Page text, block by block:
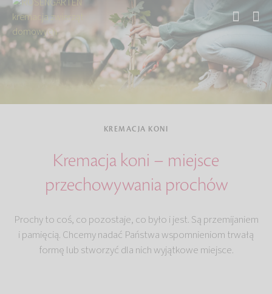
Strona główna Kremacja zwierząt Kremacja konia
KREMACJA KONI
Kremacja koni – miejsce
przechowywania prochów
Prochy to coś, co pozostaje, co było i jest. Są przemijaniem
i pamięcią. Chcemy nadać Państwa wspomnieniom trwałą
formę lub stworzyć dla nich wyjątkowe miejsce.